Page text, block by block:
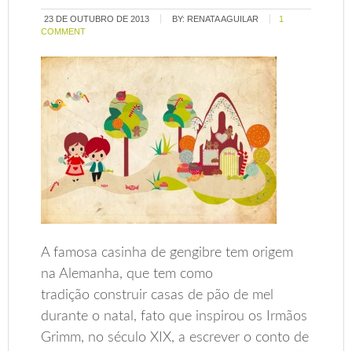
23 DE OUTUBRO DE 2013 BY: RENATA AGUILAR
1
COMMENT
A famosa casinha de gengibre tem origem
na Alemanha, que tem como
tradição construir casas de pão de mel
durante o natal, fato que inspirou os Irmãos
Grimm, no século XIX, a escrever o conto de